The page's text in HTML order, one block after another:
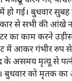
हो गई। बुधवार
से सभी की आंखे
का काम करने
में आकर गंभीर रुप से
के असमय मृत्यू से
को मृतक का